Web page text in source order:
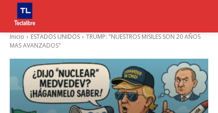
Inicio ESTADOS UNIDOS
TRUMP: "NUESTROS MISILES SON 20 AÑOS
MAS AVANZADOS"